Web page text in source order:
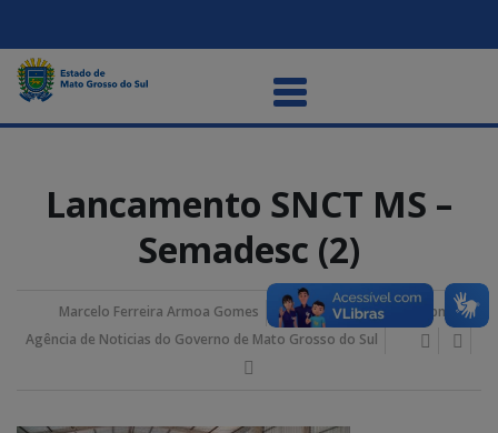
Lancamento SNCT MS –
Semadesc (2)
Marcelo Ferreira Armoa Gomes
18/outubro/2023 4:36 pm
Agência de Noticias do Governo de Mato Grosso do Sul